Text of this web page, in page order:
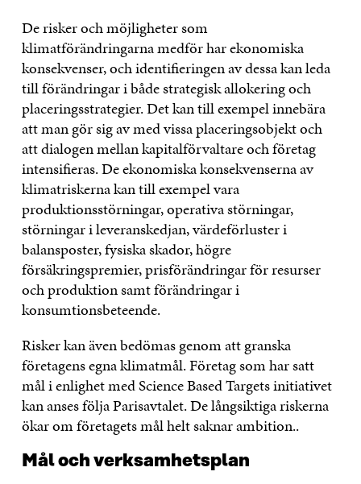
De risker och möjligheter som
klimatförändringarna medför har ekonomiska
konsekvenser, och identifieringen av dessa kan leda
till förändringar i både strategisk allokering och
placeringsstrategier. Det kan till exempel innebära
att man gör sig av med vissa placeringsobjekt och
att dialogen mellan kapitalförvaltare och företag
intensifieras. De ekonomiska konsekvenserna av
klimatriskerna kan till exempel vara
produktionsstörningar, operativa störningar,
störningar i leveranskedjan, värdeförluster i
balansposter, fysiska skador, högre
försäkringspremier, prisförändringar för resurser
och produktion samt förändringar i
konsumtionsbeteende.
Risker kan även bedömas genom att granska
företagens egna klimatmål. Företag som har satt
mål i enlighet med Science Based Targets initiativet
kan anses följa Parisavtalet. De långsiktiga riskerna
ökar om företagets mål helt saknar ambition..
Mål och verksamhetsplan